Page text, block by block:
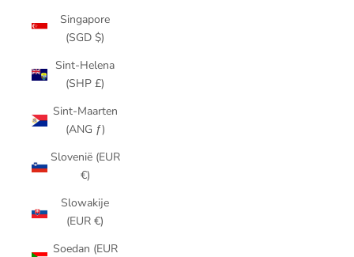
Singapore
(SGD $)
Sint-Helena
(SHP £)
Sint-Maarten
(ANG ƒ)
Slovenië (EUR
€)
Slowakije
(EUR €)
Soedan (EUR